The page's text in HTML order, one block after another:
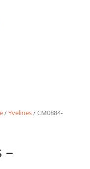
/Yvelines/ CM0884-
–